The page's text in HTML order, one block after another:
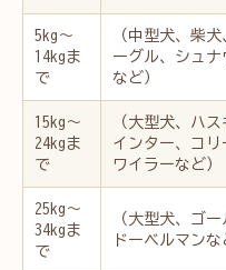
5kg〜
14kgま
で
（中型犬、柴
ーグル、シュ
など）
15kg〜
24kgま
で
（大型犬、ハ
インター、コ
ワイラーなど）
25kg〜
34kgま
で
（大型犬、ゴ
ドーベルマンな